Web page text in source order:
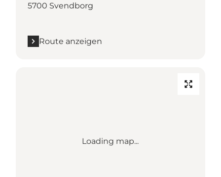
5700 Svendborg
Route anzeigen
Loading map...